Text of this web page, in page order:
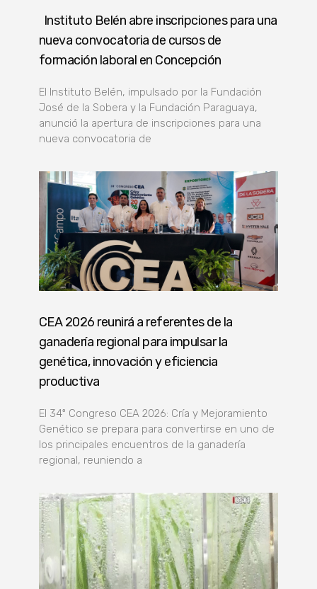
Instituto Belén abre inscripciones para una
nueva convocatoria de cursos de
formación laboral en Concepción
El Instituto Belén, impulsado por la Fundación
José de la Sobera y la Fundación Paraguaya,
anunció la apertura de inscripciones para una
nueva convocatoria de
CEA 2026 reunirá a referentes de la
ganadería regional para impulsar la
genética, innovación y eficiencia
productiva
El 34º Congreso CEA 2026: Cría y Mejoramiento
Genético se prepara para convertirse en uno de
los principales encuentros de la ganadería
regional, reuniendo a